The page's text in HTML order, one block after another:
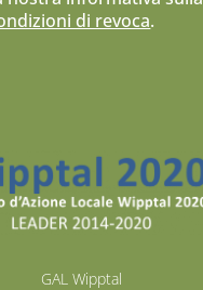
di revoca.
GAL Wipptal